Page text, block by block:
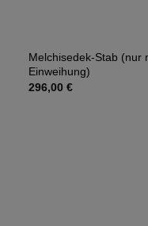
Melchisedek-Stab (nur
Einweihung)
296,00€